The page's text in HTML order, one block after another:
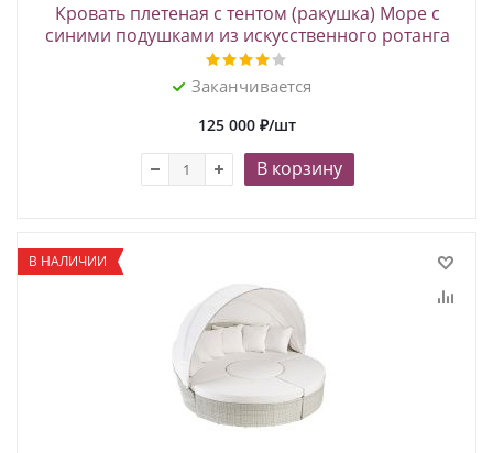
Кровать плетеная с тентом (ракушка) Море с
синими подушками из искусственного ротанга
Заканчивается
125 000 ₽/шт
В корзину
В НАЛИЧИИ